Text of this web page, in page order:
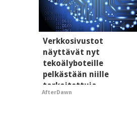
Verkkosivustot
näyttävät nyt
tekoälyboteille
pelkästään niille
tarkoitettuja
mainoksia - vaikuttaa
AfterDawn